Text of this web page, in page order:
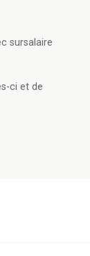
sursalaire
ci et de